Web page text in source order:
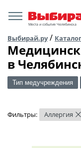
Места и события Челябинска
Выбирай.ру/ Каталог
в
Тип медучреждения
Фильтры: Аллергия ×